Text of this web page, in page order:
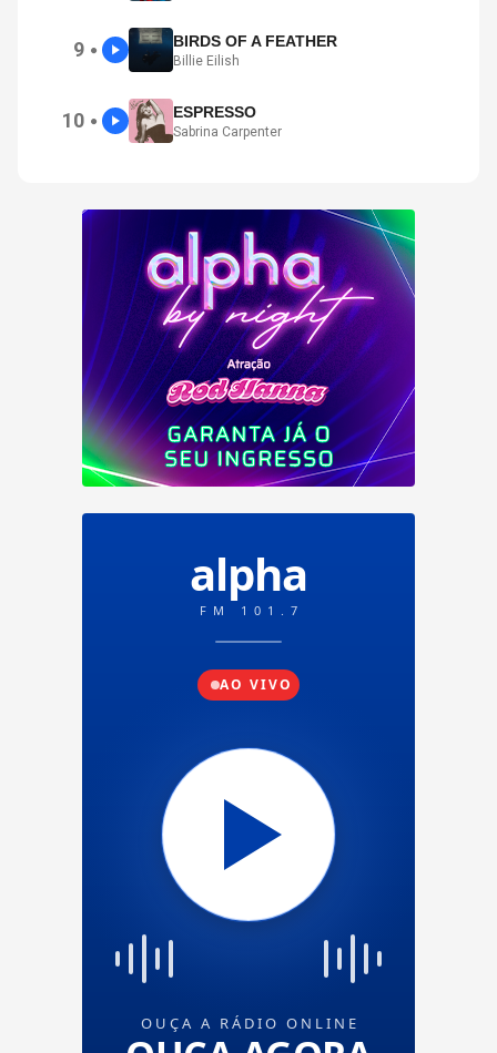
9 ● BIRDS OF A FEATHER
Billie Eilish
10 ● ESPRESSO
Sabrina Carpenter